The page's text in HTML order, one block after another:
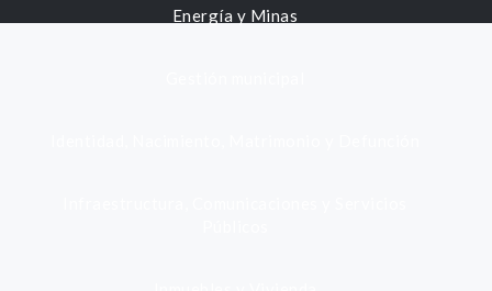
Energía y Minas